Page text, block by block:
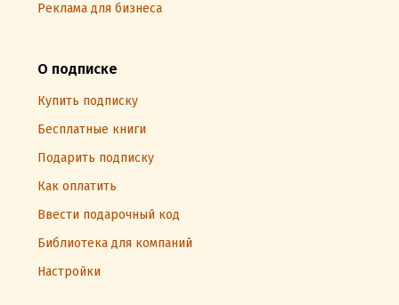
Реклама для бизнеса
О подписке
Купить подписку
Бесплатные книги
Подарить подписку
Как оплатить
Ввести подарочный код
Библиотека для компаний
Настройки